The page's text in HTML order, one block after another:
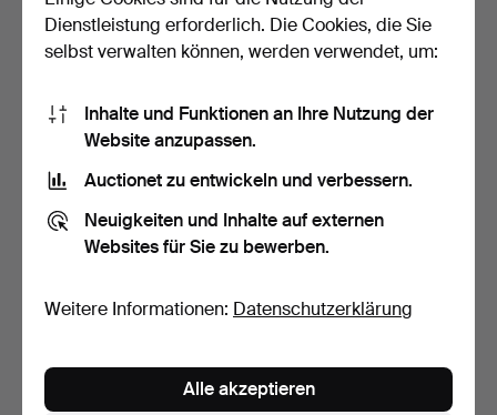
Bauernkunst, 19. Jahrhu…
Bauernkunst, bemaltes
Holz, 1…
8 Tage
Sie können auch in
Beendete Auktionen aus unserem
Dienstleistung erforderlich. Die Cookies, die Sie
selbst verwalten können, werden verwendet, um:
Inhalte und Funktionen an Ihre Nutzung der
Website anzupassen.
Auctionet zu entwickeln und verbessern.
Neuigkeiten und Inhalte auf externen
Websites für Sie zu bewerben.
Weitere Informationen: Datenschutzerklärung
Alle akzeptieren